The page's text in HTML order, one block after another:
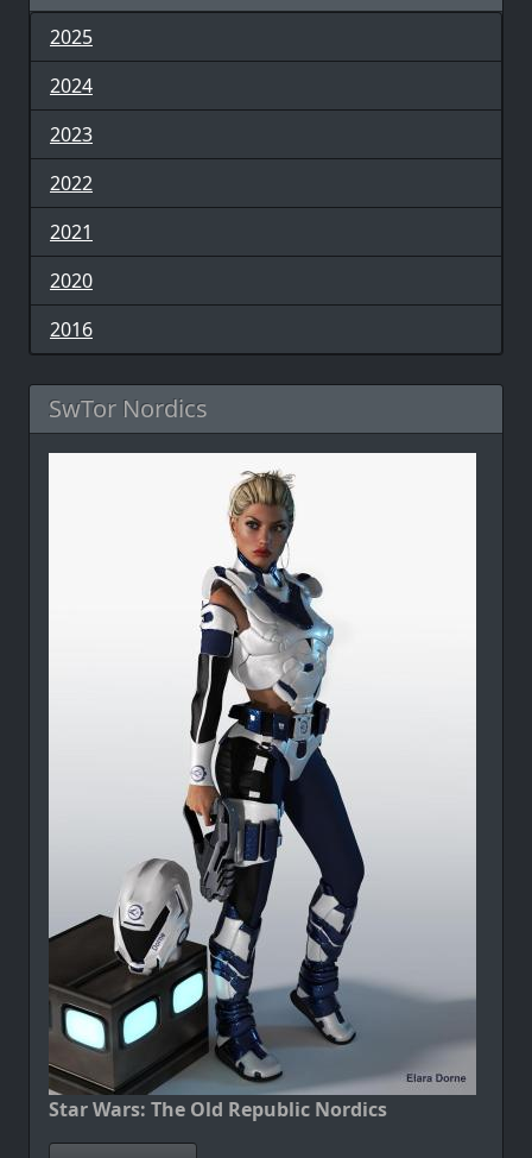
2025
2024
2023
2022
2021
2020
2016
SwTor Nordics
Star Wars: The Old Republic Nordics